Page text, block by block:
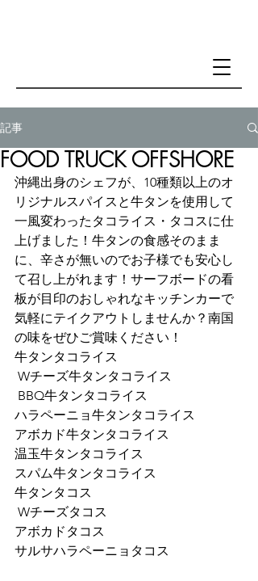
記事
FOOD TRUCK OFFSHORE
沖縄出身のシェフが、10種類以上のオ
リジナルスパイスと牛タンを使用して
一風変わったタコライス・タコスに仕
上げました！牛タンの食感そのまま
に、辛さが無いのでお子様でも安心し
て召し上がれます！サーフボードの看
板が目印のおしゃれなキッチンカーで
気軽にテイクアウトしませんか？南国
の味をぜひご賞味ください！
牛タンタコライス
Wチーズ牛タンタコライス
BBQ牛タンタコライス
ハラペーニョ牛タンタコライス
アボカド牛タンタコライス
温玉牛タンタコライス
スパム牛タンタコライス
牛タンタコス
Wチーズタコス
アボカドタコス
サルサハラペーニョタコス